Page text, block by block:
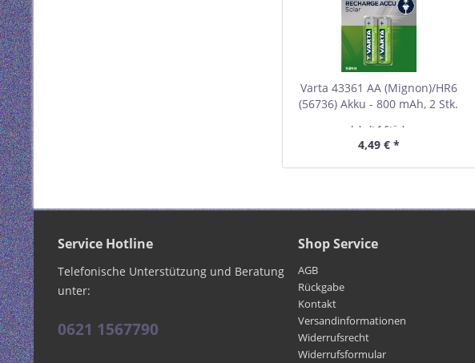
Varta 43361 AA (Mignon)/HR6
(56736) Akku - 800 mAh, 2 Stk.
Inhalt 1 Stück
4,49 € *
Service Hotline
Telefonische Unterstützung und Beratung
unter:
0621 1567790
Shop Service
AGB
Rückgabe
Kontakt
Versandinformationen
Widerrufsrecht
Widerrufsformular